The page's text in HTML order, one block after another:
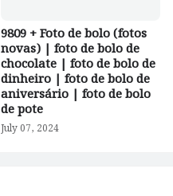
9809 + Foto de bolo (fotos
novas) | foto de bolo de
chocolate | foto de bolo de
dinheiro | foto de bolo de
aniversário | foto de bolo
de pote
July 07, 2024